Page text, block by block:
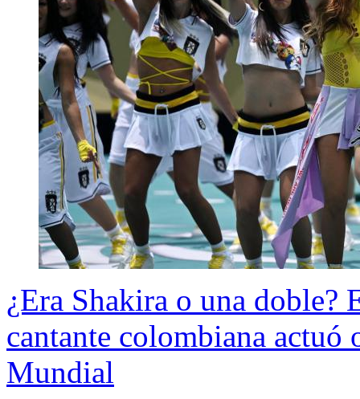
¿Era Shakira o una doble?
cantante colombiana
Mundial